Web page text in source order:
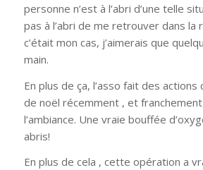
personne n’est à l’abri d’une telle
pas à l’abri de me retrouver dans la
c’était mon cas, j’aimerais que
main.
En plus de ça, l’asso fait des
de noël récemment , et franchement
l’ambiance. Une vraie bouffée
abris!
En plus de cela , cette opération a